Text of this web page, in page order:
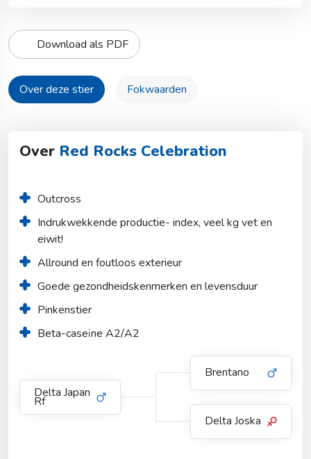
Over deze stier Fokwaarden
Download als PDF
Over Red Rocks Celebration
Outcross
Indrukwekkende productie- index, veel kg vet en
eiwit!
Allround en foutloos exterieur
Goede gezondheidskenmerken en levensduur
Pinkenstier
Beta-caseïne A2/A2
Delta Japan
Rf
Brentano
Delta Joska